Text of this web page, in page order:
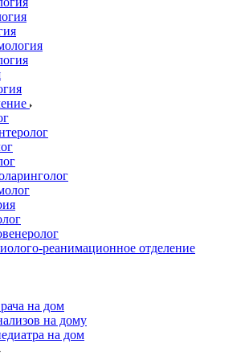
реанимационное отделение
на дом
на дому
на дом